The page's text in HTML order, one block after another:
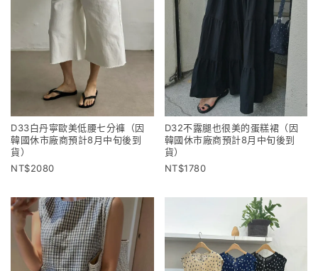
D33白丹寧歐美低腰七分褲（因
韓國休市廠商預計8月中旬後到
貨）
2080
D32不露腿也很美的蛋糕裙（因
韓國休市廠商預計8月中旬後到
貨）
1780